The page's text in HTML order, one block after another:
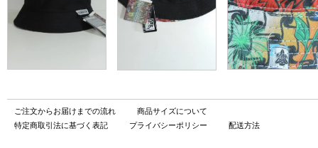
ご注文からお届けまでの流れ
商品サイズについて
特定商取引法に基づく表記
プライバシーポリシー 配送方法